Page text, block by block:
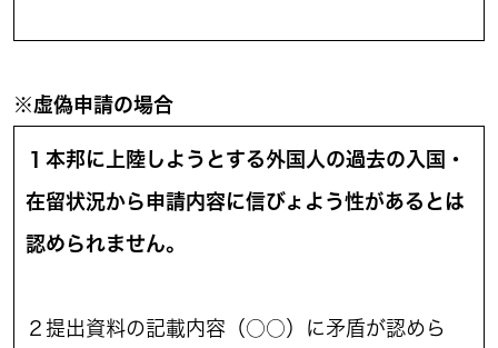
※虚偽申請の場合
１本邦に上陸しようとする外国人の過去の入国・
在留状況から申請内容に信びょよう性があるとは
認められません。
２提出資料の記載内容（○○）に矛盾が認めら